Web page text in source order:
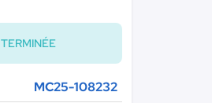
TERMINÉE
MC25-108232